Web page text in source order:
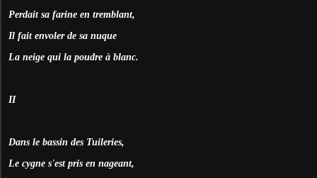
Perdait sa farine en tremblant,
Il fait envoler de sa nuque
La neige qui la poudre à blanc.
II
Dans le bassin des Tuileries,
Le cygne s'est pris en nageant,